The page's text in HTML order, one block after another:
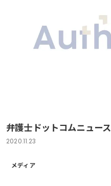
弁護士ドットコムニュース
2020.11.23
メディア